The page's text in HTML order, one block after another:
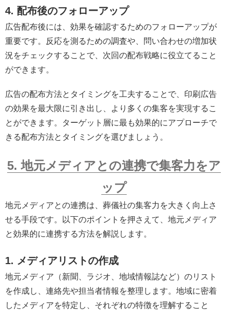
4. 配布後のフォローアップ
広告配布後には、効果を確認するためのフォローアップが
重要です。反応を測るための調査や、問い合わせの増加状
況をチェックすることで、次回の配布戦略に役立てること
ができます。
広告の配布方法とタイミングを工夫することで、印刷広告
の効果を最大限に引き出し、より多くの集客を実現するこ
とができます。ターゲット層に最も効果的にアプローチで
きる配布方法とタイミングを選びましょう。
5. 地元メディアとの連携で集客力をア
ップ
地元メディアとの連携は、葬儀社の集客力を大きく向上さ
せる手段です。以下のポイントを押さえて、地元メディア
と効果的に連携する方法を解説します。
1. メディアリストの作成
地元メディア（新聞、ラジオ、地域情報誌など）のリスト
を作成し、連絡先や担当者情報を整理します。地域に密着
したメディアを特定し、それぞれの特徴を理解すること